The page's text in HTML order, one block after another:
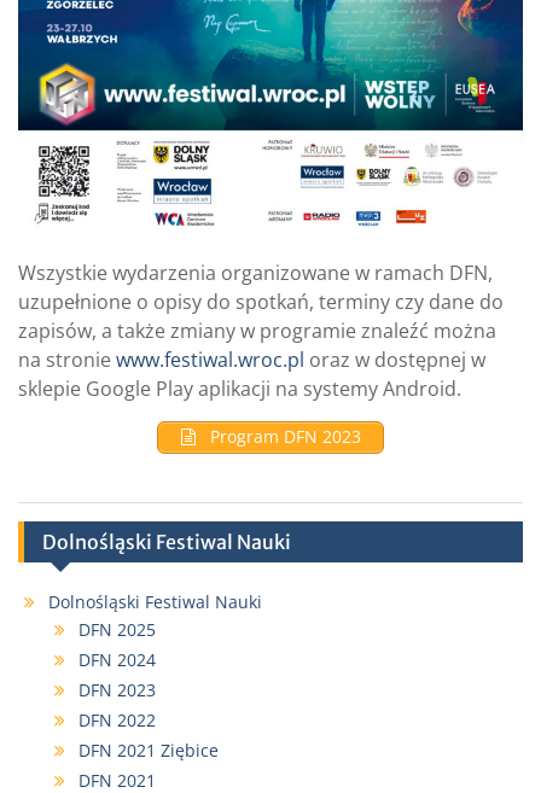
Wszystkie wydarzenia organizowane w ramach DFN,
uzupełnione o opisy do spotkań, terminy czy dane do
zapisów, a także zmiany w programie znaleźć można
na stroniewww.festiwal.wroc.pl oraz w dostępnej w
sklepie Google Play aplikacji na systemy Android.
Program DFN 2023
Dolnośląski Festiwal Nauki
Dolnośląski Festiwal Nauki
DFN 2025
DFN 2024
DFN 2023
DFN 2022
DFN 2021 Ziębice
DFN 2021